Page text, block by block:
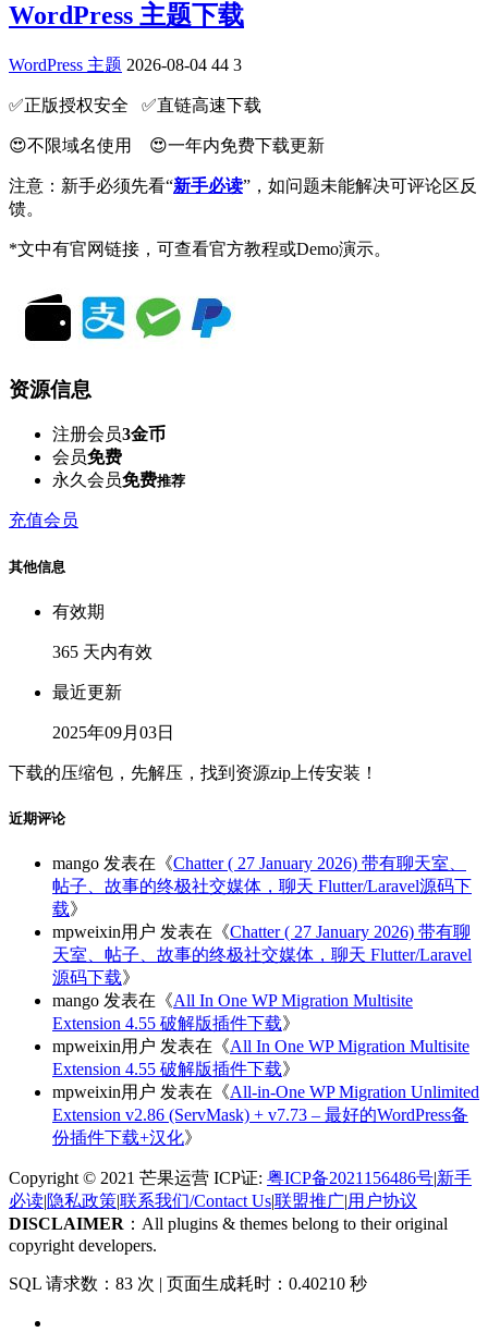
WordPress 主题下载
WordPress 主题 2026-08-04 44 3
✅️正版授权安全 ✅️直链高速下载
😍不限域名使用 😍一年内免费下载更新
注意：新手必须先看“新手必读”，如问题未能解决可评论区反
馈。
*文中有官网链接，可查看官方教程或Demo演示。
资源信息
注册会员3金币
会员免费
永久会员免费推荐
充值会员
其他信息
有效期
365 天内有效
最近更新
2025年09月03日
下载的压缩包，先解压，找到资源zip上传安装！
近期评论
mango 发表在《Chatter ( 27 January 2026) 带有聊天室、
帖子、故事的终极社交媒体，聊天 Flutter/Laravel源码下
载》
mpweixin用户 发表在《Chatter ( 27 January 2026) 带有聊
天室、帖子、故事的终极社交媒体，聊天 Flutter/Laravel
源码下载》
mango 发表在《All In One WP Migration Multisite
Extension 4.55 破解版插件下载》
mpweixin用户 发表在《All In One WP Migration Multisite
Extension 4.55 破解版插件下载》
mpweixin用户 发表在《All-in-One WP Migration Unlimited
Extension v2.86 (ServMask) + v7.73 – 最好的WordPress备
份插件下载+汉化》
Copyright © 2021 芒果运营 ICP证: 粤ICP备2021156486号|新手
必读|隐私政策|联系我们/Contact Us|联盟推广|用户协议
DISCLAIMER ：All plugins & themes belong to their original
copyright developers.
SQL 请求数：83 次 | 页面生成耗时：0.40210 秒